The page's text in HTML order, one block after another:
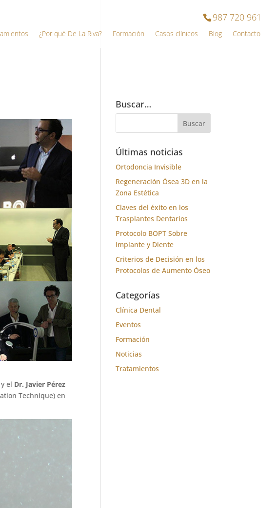
987 720 961
¿Por qué De La Riva? Formación Casos clínicos Blog Contacto
y el Dr. Javier Pérez
Technique) en
Buscar…
Últimas noticias
Ortodoncia Invisible
Regeneración Ósea 3D en la
Zona Estética
Claves del éxito en los
Trasplantes Dentarios
Protocolo BOPT Sobre
Implante y Diente
Criterios de Decisión en los
Protocolos de Aumento Óseo
Categorías
Clínica Dental
Eventos
Formación
Noticias
Tratamientos